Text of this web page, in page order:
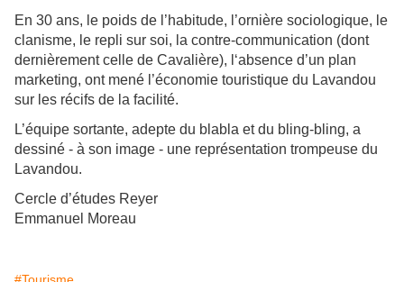
En 30 ans, le poids de l’habitude, l’ornière sociologique, le
clanisme, le repli sur soi, la contre-communication (dont
dernièrement celle de Cavalière), l‘absence d’un plan
marketing, ont mené l’économie touristique du Lavandou
sur les récifs de la facilité.
L’équipe sortante, adepte du blabla et du bling-bling, a
dessiné - à son image - une représentation trompeuse du
Lavandou.
Cercle d’études Reyer
Emmanuel Moreau